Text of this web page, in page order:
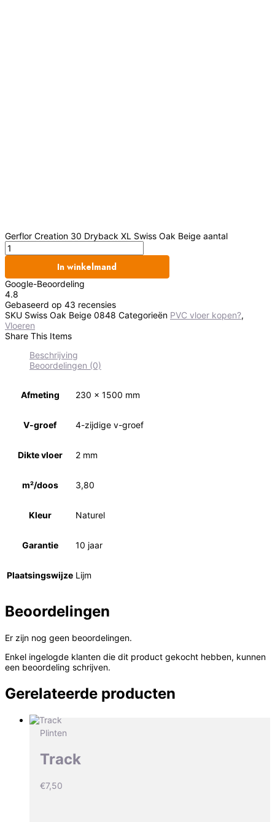
Gerflor Creation 30 Dryback XL Swiss Oak Beige aantal
In winkelmand
Google-Beoordeling
4.8
Gebaseerd op 43 recensies
SKU Swiss Oak Beige 0848 Categorieën PVC vloer kopen?,
Vloeren
Share This Items
Beschrijving
Beoordelingen (0)
Afmeting 230 x 1500 mm
V-groef 4-zijdige v-groef
Dikte vloer 2 mm
m²/doos 3,80
Kleur Naturel
Garantie 10 jaar
Plaatsingswijze Lijm
Beoordelingen
Er zijn nog geen beoordelingen.
Enkel ingelogde klanten die dit product gekocht hebben, kunnen
een beoordeling schrijven.
Gerelateerde producten
Plinten
Track
€7,50